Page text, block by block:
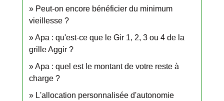
Peut-on encore bénéficier du minimum
vieillesse ?
Apa : qu'est-ce que le Gir 1, 2, 3 ou 4 de la
grille Aggir ?
Apa : quel est le montant de votre reste à
charge ?
L'allocation personnalisée d'autonomie